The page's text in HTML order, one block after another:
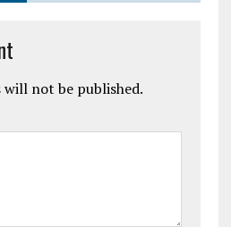
will not be published.